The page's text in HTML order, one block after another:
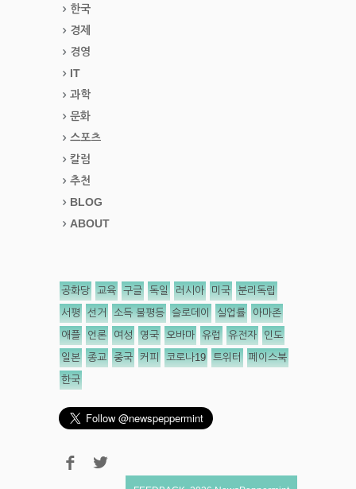
한국
경제
경영
IT
과학
문화
스포츠
칼럼
추천
BLOG
ABOUT
공화당 교육 구글 독일 러시아 미국 분리독립
서평 선거 소득 불평등 슬로데이 실업률 아마존
애플 언론 여성 영국 오바마 유럽 유전자 인도
일본 종교 중국 커피 코로나19 트위터 페이스북
한국